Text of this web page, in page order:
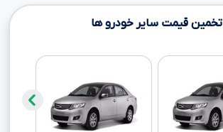
تخمین قیمت سایر خودرو ها